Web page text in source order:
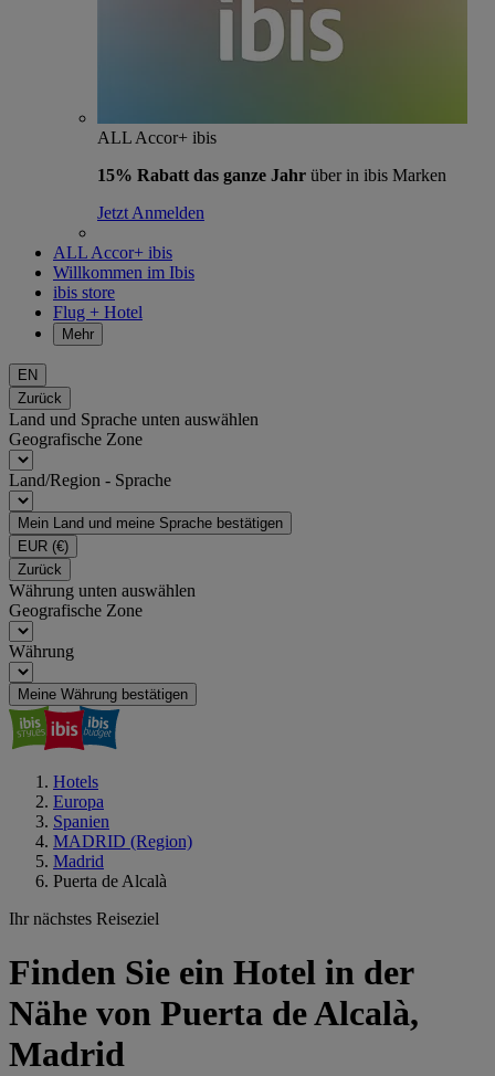
ALL Accor+ ibis
15% Rabatt das ganze Jahr über in ibis Marken
Jetzt Anmelden
ALL Accor+ ibis
Willkommen im Ibis
ibis store
Flug + Hotel
Mehr
EN
Zurück
Land und Sprache unten auswählen
Geografische Zone
Land/Region - Sprache
Mein Land und meine Sprache bestätigen
EUR (€)
Zurück
Währung unten auswählen
Geografische Zone
Währung
Meine Währung bestätigen
Hotels
Europa
Spanien
MADRID (Region)
Madrid
Puerta de Alcalà
Ihr nächstes Reiseziel
Finden Sie ein Hotel in der
Nähe von Puerta de Alcalà,
Madrid